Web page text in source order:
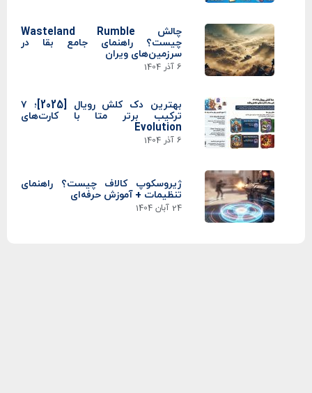
چالش Wasteland Rumble
چیست؟ راهنمای جامع بقا در
سرزمین‌های ویران
6 آذر 1404
بهترین دک کلش رویال [2025]؛ ۷
ترکیب برتر متا با کارت‌های
Evolution
6 آذر 1404
ژیروسکوپ کالاف چیست؟ راهنمای
تنظیمات + آموزش حرفه‌ای
24 آبان 1404